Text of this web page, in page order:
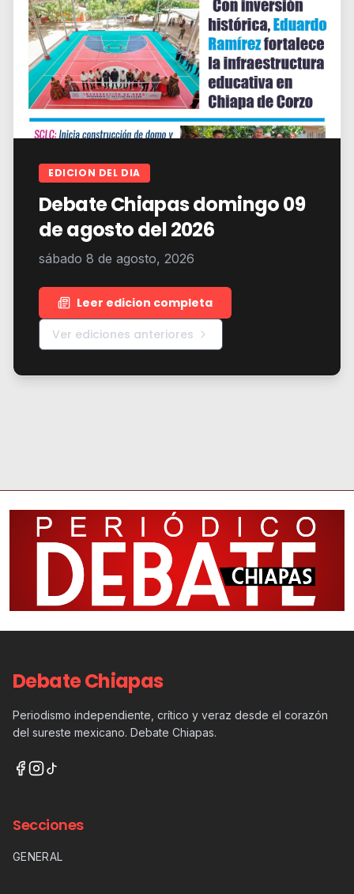
EDICION DEL DIA
Debate Chiapas domingo 09
de agosto del 2026
sábado 8 de agosto, 2026
Leer edicion completa
Ver ediciones anteriores
Debate Chiapas
Periodismo independiente, crítico y veraz desde el corazón
del sureste mexicano. Debate Chiapas.
Secciones
GENERAL